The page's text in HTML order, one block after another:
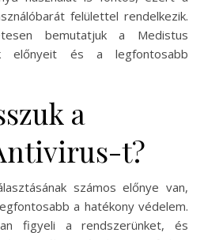
felülettel rendelkezik.
bemutatjuk a Medistus
előnyeit és a legfontosabb
a
t?
számos előnye van,
a hatékony védelem.
figyeli a rendszerünket, és